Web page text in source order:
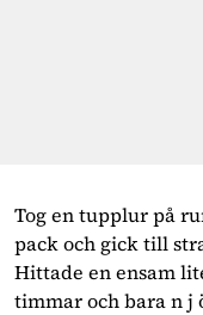
Tog en tupplur på
pack och gick till
Hittade en ensam
timmar och bara n j